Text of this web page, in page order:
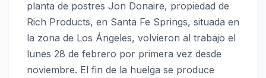
planta de postres Jon Donaire, propiedad de
Rich Products, en Santa Fe Springs, situada en
la zona de Los Ángeles, volvieron al trabajo el
lunes 28 de febrero por primera vez desde
noviembre. El fin de la huelga se produce